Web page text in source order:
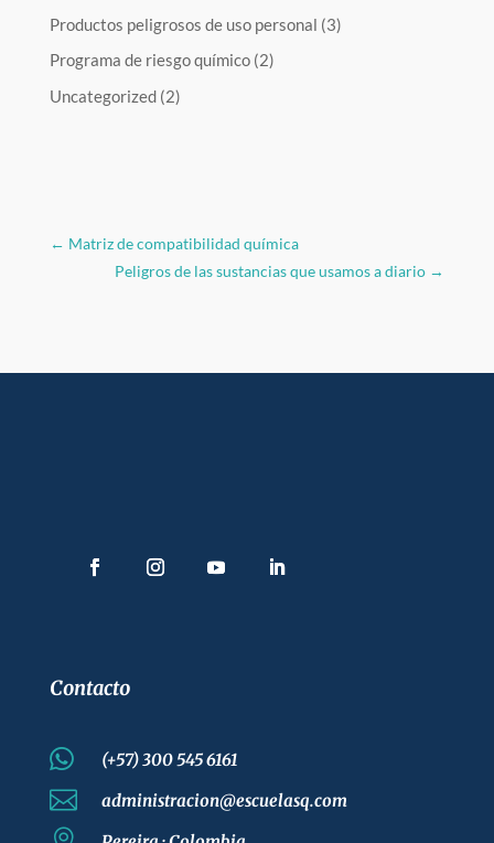
Productos peligrosos de uso personal (3)
Programa de riesgo químico(2)
Uncategorized(2)
← Matriz de compatibilidad química
Peligros de las sustancias que usamos a diario →
Contacto
 (+57) 300 545 6161
 administracion@escuelasq.com